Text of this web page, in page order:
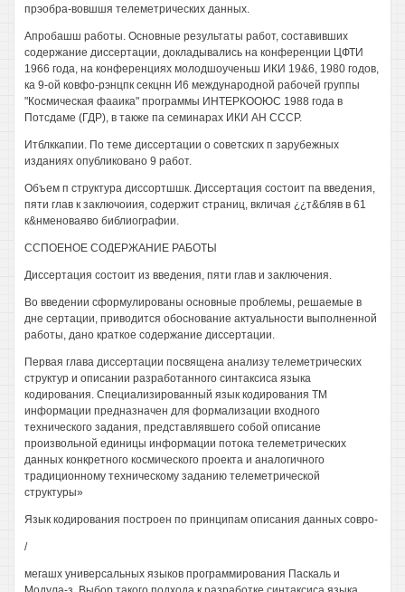
прэобра-вовшшя телеметрических данных.
Апробашш работы. Основные результаты работ, составивших
содержание диссертации, докладывались на конференции ЦФТИ
1966 года, на конференциях молодшоученьш ИКИ 19&6, 1980 годов,
ка 9-ой ковфо-рэнцпк секцнн И6 международной рабочей группы
"Космическая фааика" программы ИНТЕРКООЮС 1988 года в
Потсдаме (ГДР), в также па семинарах ИКИ АН СССР.
Итблккапии. По теме диссертации о советских п зарубежных
изданиях опубликовано 9 работ.
Объем п структура диссортшшк. Диссертация состоит па введения,
пяти глав к заключоиия, содержит страниц, вкличая ¿¿т&бляв в 61
к&нменоваяво библиографии.
ССПОЕНОЕ СОДЕРЖАНИЕ РАБОТЫ
Диссертация состоит из введения, пяти глав и заключения.
Во введении сформулированы основные проблемы, решаемые в
дне сертации, приводится обоснование актуальности выполненной
работы, дано краткое содержание диссертации.
Первая глава диссертации посвящена анализу телеметрических
структур и описании разработанного синтаксиса языка
кодирования. Специализированный язык кодирования ТМ
информации предназначен для формализации входного
технического задания, представлявшего собой описание
произвольной единицы информации потока телеметрических
данных конкретного космического проекта и аналогичного
традиционному техническому заданию телеметрической
структуры»
Язык кодирования построен по принципам описания данных совро-
/
мегашх универсальных языков программирования Паскаль и